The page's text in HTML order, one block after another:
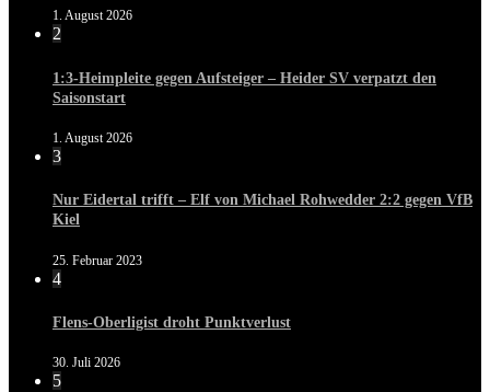
1. August 2026
2
1:3-Heimpleite gegen Aufsteiger – Heider SV verpatzt den
Saisonstart
1. August 2026
3
Nur Eidertal trifft – Elf von Michael Rohwedder 2:2 gegen VfB
Kiel
25. Februar 2023
4
Flens-Oberligist droht Punktverlust
30. Juli 2026
5